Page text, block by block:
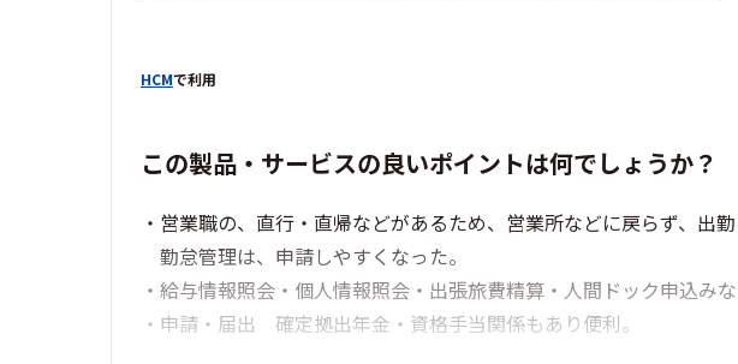
HCMで利用
この製品・サービスの良いポイントは何でしょうか？
・営業職の、直行・直帰などがあるため、営業所などに戻らず、出勤
勤怠管理は、申請しやすくなった。
・給与情報照会・個人情報照会・出張旅費精算・人間ドック申込み
・申請・届出 確定拠出年金・資格手当関係もあり便利。